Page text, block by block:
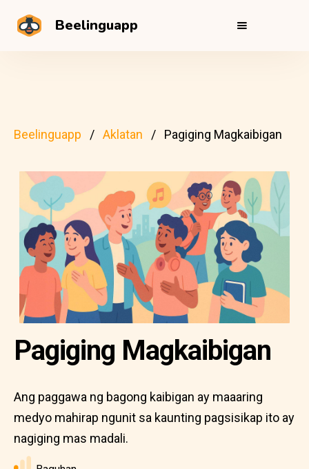
Beelinguapp
Beelinguapp Aklatan Pagiging Magkaibigan
Pagiging Magkaibigan
Ang paggawa ng bagong kaibigan ay maaaring
medyo mahirap ngunit sa kaunting pagsisikap ito ay
nagiging mas madali.